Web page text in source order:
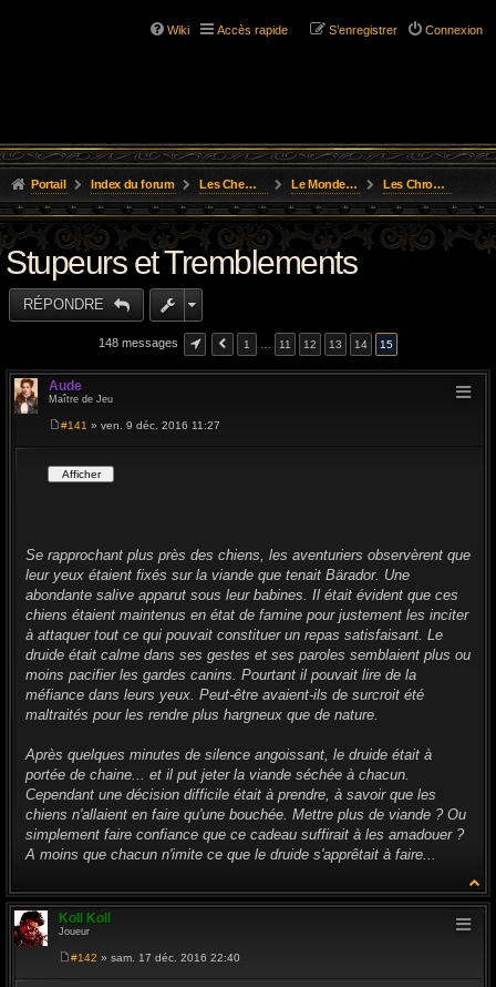
Wiki Accès rapide Connexion
S’enregistrer
Portail Index du forum Les Chemins de L'Aventure Le Monde D'Osgild Les Chroniques des Aventures
Stupeurs et Tremblements
RÉPONDRE
148 messages 1 11 12 13 14 15
Aude
Maître de Jeu
s
#141 » ven. 9 déc. 2016 11:27
Se rapprochant plus près des chiens, les aventuriers observèrent que
leur yeux étaient fixés sur la viande que tenait Bärador. Une
abondante salive apparut sous leur babines. Il était évident que ces
chiens étaient maintenus en état de famine pour justement les inciter
à attaquer tout ce qui pouvait constituer un repas satisfaisant. Le
druide était calme dans ses gestes et ses paroles semblaient plus ou
moins pacifier les gardes canins. Pourtant il pouvait lire de la
méfiance dans leurs yeux. Peut-être avaient-ils de surcroit été
maltraités pour les rendre plus hargneux que de nature.
Après quelques minutes de silence angoissant, le druide était à
portée de chaine... et il put jeter la viande séchée à chacun.
Cependant une décision difficile était à prendre, à savoir que les
chiens n'allaient en faire qu'une bouchée. Mettre plus de viande ? Ou
simplement faire confiance que ce cadeau suffirait à les amadouer ?
A moins que chacun n'imite ce que le druide s'apprêtait à faire...
Koll Koll
Joueur
#142 » sam. 17 déc. 2016 22:40